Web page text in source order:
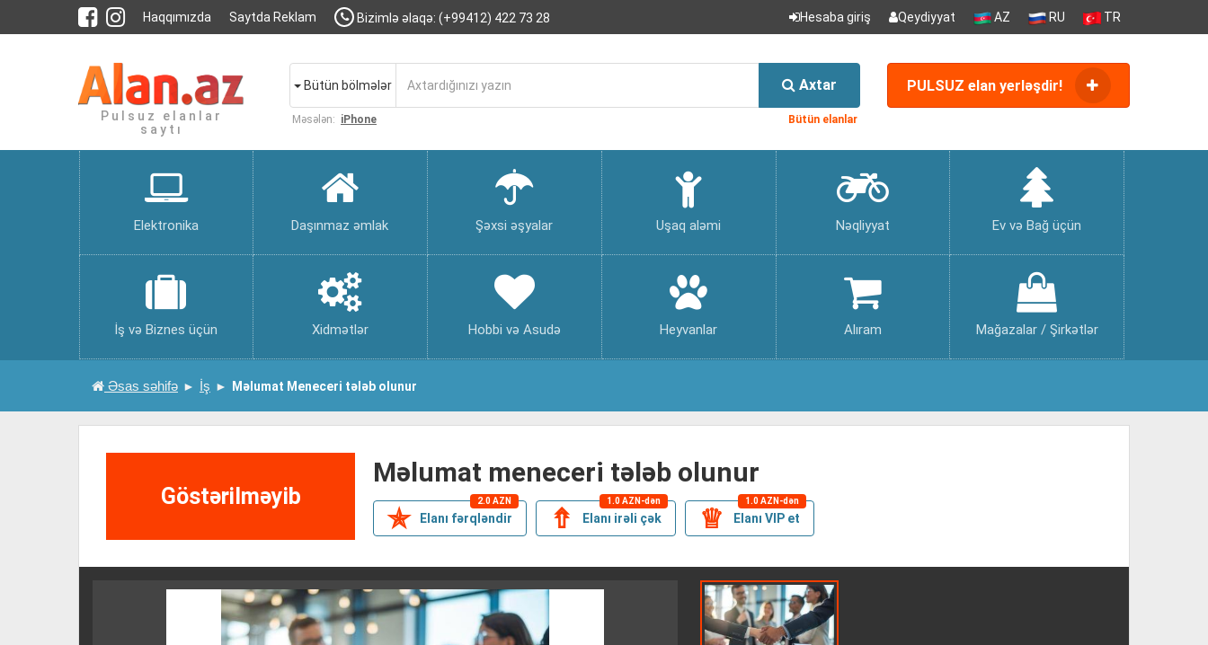
Haqqımızda Saytda Reklam Bizimlə əlaqə: (+99412) 422 73 28 Hesaba giriş Qeydiyyat AZ RU TR
Pulsuz elanlar
saytı
Bütün bölmələr Axtar
Məsələn: iPhone Bütün elanlar
PULSUZ elan yerləşdir!
Elektronika Daşınmaz əmlak Şəxsi əşyalar Uşaq aləmi Nəqliyyat Ev və Bağ üçün
İş və Biznes üçün Xidmətlər Hobbi və Asudə Heyvanlar Alıram Mağazalar / Şirkətlər
Əsas səhifə İş Məlumat Meneceri tələb olunur
Göstərilməyib
məlumat meneceri tələb olunur
✯
Elanı fərqləndir
2.0 AZN
⇮ Elanı irəli çək
1.0 AZN-dən
♕ Elanı VIP et
1.0 AZN-dən